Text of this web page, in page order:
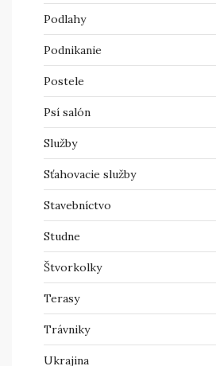
Podlahy
Podnikanie
Postele
Psí salón
Služby
Sťahovacie služby
Stavebníctvo
Studne
Štvorkolky
Terasy
Trávniky
Ukrajina